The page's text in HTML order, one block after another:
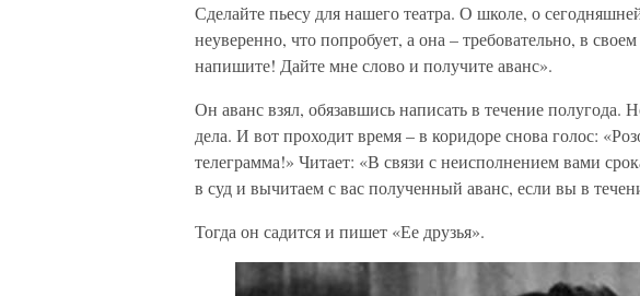
Сделайте пьесу для нашего театра. О школе, о
неуверенно, что попробует, а она – требовательно, в
напишите! Дайте мне слово и получите аванс».
Он аванс взял, обязавшись написать в течение полугода.
дела. И вот проходит время – в коридоре снова голос:
телеграмма!» Читает: «В связи с неисполнением вами
в суд и вычитаем с вас полученный аванс, если вы в
Тогда он садится и пишет «Ее друзья».